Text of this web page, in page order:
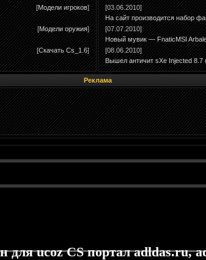
[Модели игроков]
[Модели оружия]
[Скачать Cs_1.6]
[03.06.2010]
На сайт производится набор
[07.07.2010]
Новый мувик — FnaticMSI
[08.06.2010]
Вышел античит sXe Injected 8.7
Реклама
для ucoz CS портал adldas.ru,